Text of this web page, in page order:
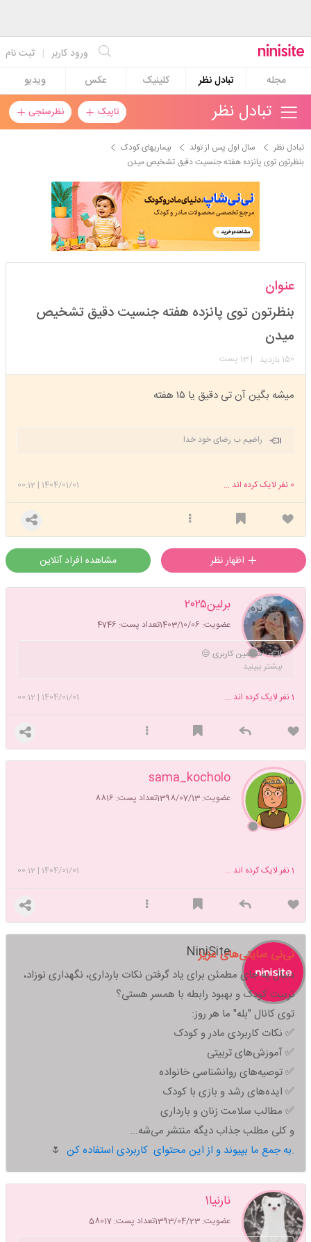
ثبت نام | ورود کاربر
مجله
تبادل نظر کلینیک عکس ویدیو
تاپیک نظرسنجی تبادل نظر
تبادل نظر سال اول پس از تولد
بیماریهای کودک
بنظرتون توی پانزده هفته جنسیت دقیق تشخیص میدن
عضویت: 1402/05/07
عنوان
بنظرتون توی پانزده هفته جنسیت دقیق تشخیص
میدن
150 بازدید | 13 پست
میشه بگین آن تی دقیق یا ۱۵ هفته
راضیم ب رضای خود خدا
1404/01/01
|
00:12 0 نفر لایک کرده اند ...
مشاهده افراد آنلاین
برلین۲۰۲۵
عضویت: 1403/10/06 تعداد پست: 4746
۱۵دقیق تره
ششمین کاربری 😒
بیشتر ببینید
1404/01/01
|
00:12 1نفر لایک کرده اند ...
sama_kocholo
عضویت: 1398/07/13 تعداد پست: 8816
۱۵ هفته
1404/01/01
|
00:12 1نفر لایک کرده اند ...
NiniSite
نی‌نی سایتی‌های عزیز
دنبال یه جای مطمئن برای یاد گرفتن نکات بارداری، نگهداری نوزاد،
تربیت کودک و بهبود رابطه با همسر هستی؟
توی کانال "بله" ما هر روز:
✅ نکات کاربردی مادر و کودک
✅ آموزش‌های تربیتی
✅ توصیه‌های روانشناسی خانواده
✅ ایده‌های رشد و بازی با کودک
✅ مطالب سلامت زنان و بارداری
و کلی مطلب جذاب دیگه منتشر می‌شه...
به جمع ما بپیوند و از این محتوای کاربردی استفاده کن.
🌷
نارنیا1
عضویت: 1393/04/23 تعداد پست: 58017
۱۵